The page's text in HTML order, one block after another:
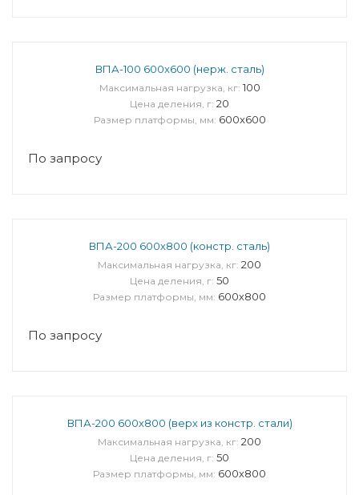
ВПА-100 600x600 (нерж. сталь)
Максимальная нагрузка, кг: 100
Цена деления, г: 20
Размер платформы, мм: 600x600
По запросу
ВПА-200 600х800 (констр. сталь)
Максимальная нагрузка, кг: 200
Цена деления, г: 50
Размер платформы, мм: 600х800
По запросу
ВПА-200 600х800 (верх из констр. стали)
Максимальная нагрузка, кг: 200
Цена деления, г: 50
Размер платформы, мм: 600х800